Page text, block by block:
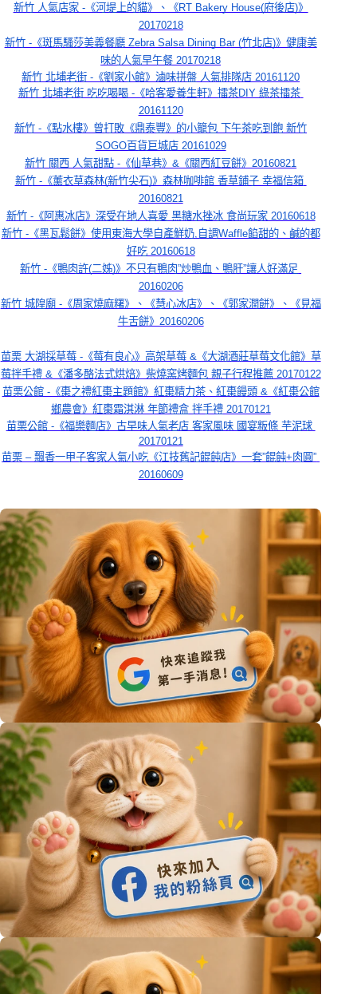
新竹 人氣店家 -《河堤上的貓》、《RT Bakery House(府後店)》
20170218
新竹 -《斑馬騷莎美義餐廳 Zebra Salsa Dining Bar (竹北店)》健康美
味的人氣早午餐 20170218
新竹 北埔老街 -《劉家小館》滷味拼盤 人氣排隊店 20161120
新竹 北埔老街 吃吃喝喝 -《哈客愛養生軒》擂茶DIY 綠茶擂茶
20161120
新竹 -《點水樓》曾打敗《鼎泰豐》的小籠包 下午茶吃到飽 新竹
SOGO百貨巨城店 20161029
新竹 關西 人氣甜點 -《仙草巷》&《關西紅豆餅》20160821
新竹 -《薰衣草森林(新竹尖石)》森林咖啡館 香草鋪子 幸福信箱
20160821
新竹 -《阿惠冰店》深受在地人喜愛 黑糖水挫冰 食尚玩家 20160618
新竹 -《黑瓦鬆餅》使用東海大學自產鮮奶,自調Waffle餡甜的、鹹的都
好吃 20160618
新竹 -《鴨肉許(二姊)》不只有鴨肉”炒鴨血、鴨肝”讓人好滿足
20160206
新竹 城隍廟 -《周家燒麻糬》、《慧心冰店》、《郭家潤餅》、《見福
牛舌餅》20160206
苗栗 大湖採草莓 -《莓有良心》高架草莓 &《大湖酒莊草莓文化館》草
莓拌手禮 &《潘多酪法式烘焙》柴燒窯烤麵包 親子行程推薦 20170122
苗栗公館 -《棗之禮紅棗主題館》紅棗精力茶、紅棗饅頭 &《紅棗公館
鄉農會》紅棗霜淇淋 年節禮盒 拌手禮 20170121
苗栗公館 -《福樂麵店》古早味人氣老店 客家風味 國宴粄條 芋泥球
20170121
苗栗 – 飄香一甲子客家人氣小吃《江技舊記餛飩店》一套”餛飩+肉圓”
20160609